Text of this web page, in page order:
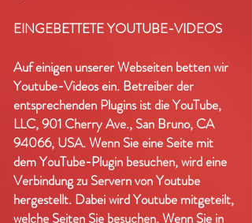
EINGEBETTETE YOUTUBE-VIDEOS
Auf einigen unserer Webseiten betten wir
Youtube-Videos ein. Betreiber der
entsprechenden Plugins ist die YouTube,
LLC, 901 Cherry Ave., San Bruno, CA
94066, USA. Wenn Sie eine Seite mit
dem YouTube-Plugin besuchen, wird eine
Verbindung zu Servern von Youtube
hergestellt. Dabei wird Youtube mitgeteilt,
welche Seiten Sie besuchen. Wenn Sie in